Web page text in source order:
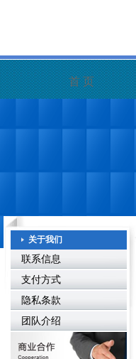
首 页
关于我们
联系信息
支付方式
隐私条款
团队介绍